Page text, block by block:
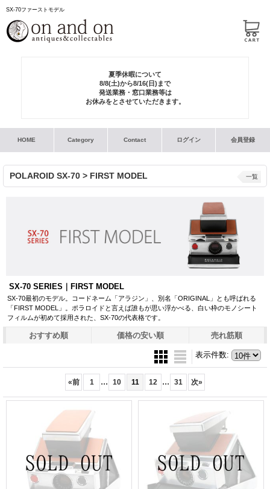
SX-70ファーストモデル
夏季休暇について
8/8(土)から8/16(日)まで
発送業務・窓口業務等は
お休みをとさせていただきます。
HOME Category Contact ログイン 会員登録
POLAROID SX-70 > FIRST MODEL
SX-70 SERIES｜FIRST MODEL
SX-70最初のモデル。コードネーム「アラジン」、別名「ORIGINAL」とも呼ばれる
「FIRST MODEL」。ポラロイドと言えば誰もが思い浮かべる、白い枠のモノシート
フィルムが初めて採用された、SX-70の代表格です。
一覧
おすすめ順 価格の安い順 売れ筋順
表示件数:
«前 1 ... 10 11 12 ... 31 次»